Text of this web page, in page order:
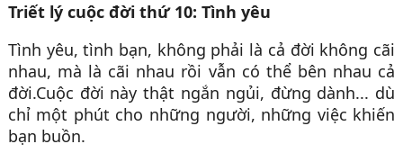
Triết lý cuộc đời thứ 10: Tình yêu
Tình yêu, tình bạn, không phải là cả đời không cãi
nhau, mà là cãi nhau rồi vẫn có thể bên nhau cả
đời.Cuộc đời này thật ngắn ngủi, đừng dành... dù
chỉ một phút cho những người, những việc khiến
bạn buồn.